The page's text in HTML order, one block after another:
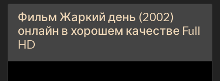
Фильм Жаркий день (2002)
онлайн в хорошем качестве Full
HD